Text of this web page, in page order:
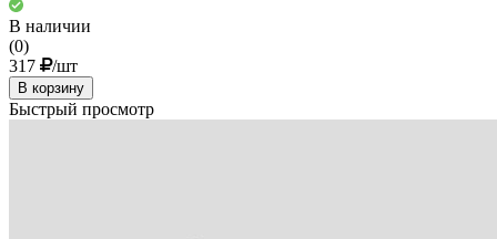
В наличии
(0)
317
/шт
В корзину
Быстрый просмотр